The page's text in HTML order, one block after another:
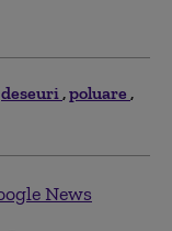
deseuri poluare
News